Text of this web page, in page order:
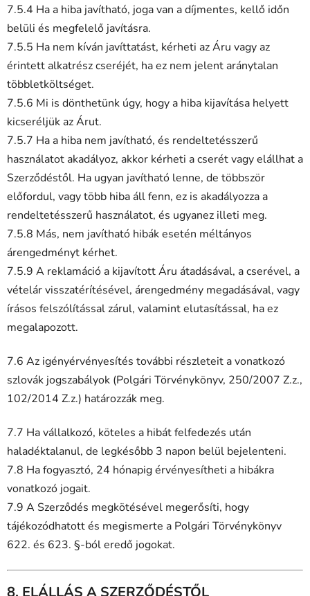
7.5.4 Ha a hiba javítható, joga van a díjmentes, kellő időn
belüli és megfelelő javításra.
7.5.5 Ha nem kíván javíttatást, kérheti az Áru vagy az
érintett alkatrész cseréjét, ha ez nem jelent aránytalan
többletköltséget.
7.5.6 Mi is dönthetünk úgy, hogy a hiba kijavítása helyett
kicseréljük az Árut.
7.5.7 Ha a hiba nem javítható, és rendeltetésszerű
használatot akadályoz, akkor kérheti a cserét vagy elállhat a
Szerződéstől. Ha ugyan javítható lenne, de többször
előfordul, vagy több hiba áll fenn, ez is akadályozza a
rendeltetésszerű használatot, és ugyanez illeti meg.
7.5.8 Más, nem javítható hibák esetén méltányos
árengedményt kérhet.
7.5.9 A reklamáció a kijavított Áru átadásával, a cserével, a
vételár visszatérítésével, árengedmény megadásával, vagy
írásos felszólítással zárul, valamint elutasítással, ha ez
megalapozott.
7.6 Az igényérvényesítés további részleteit a vonatkozó
szlovák jogszabályok (Polgári Törvénykönyv, 250/2007 Z.z.,
102/2014 Z.z.) határozzák meg.
7.7 Ha vállalkozó, köteles a hibát felfedezés után
haladéktalanul, de legkésőbb 3 napon belül bejelenteni.
7.8 Ha fogyasztó, 24 hónapig érvényesítheti a hibákra
vonatkozó jogait.
7.9 A Szerződés megkötésével megerősíti, hogy
tájékozódhatott és megismerte a Polgári Törvénykönyv
622. és 623. §-ból eredő jogokat.
8. ELÁLLÁS A SZERZŐDÉSTŐL